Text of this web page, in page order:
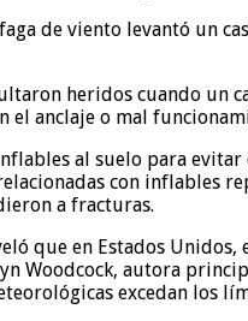
de viento levantó un
heridos cuando un
el anclaje o mal
al suelo para
con inflables
a fracturas.
que en Estados
Woodcock, autora
excedan los